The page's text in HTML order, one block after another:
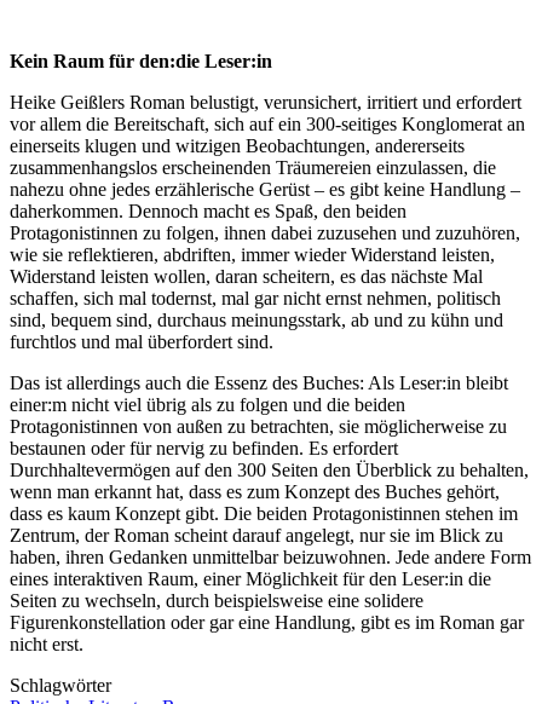
Kein Raum für den:die Leser:in
Heike Geißlers Roman belustigt, verunsichert, irritiert und erfordert
vor allem die Bereitschaft, sich auf ein 300-seitiges Konglomerat an
einerseits klugen und witzigen Beobachtungen, andererseits
zusammenhangslos erscheinenden Träumereien einzulassen, die
nahezu ohne jedes erzählerische Gerüst – es gibt keine Handlung –
daherkommen. Dennoch macht es Spaß, den beiden
Protagonistinnen zu folgen, ihnen dabei zuzusehen und zuzuhören,
wie sie reflektieren, abdriften, immer wieder Widerstand leisten,
Widerstand leisten wollen, daran scheitern, es das nächste Mal
schaffen, sich mal todernst, mal gar nicht ernst nehmen, politisch
sind, bequem sind, durchaus meinungsstark, ab und zu kühn und
furchtlos und mal überfordert sind.
Das ist allerdings auch die Essenz des Buches: Als Leser:in bleibt
einer:m nicht viel übrig als zu folgen und die beiden
Protagonistinnen von außen zu betrachten, sie möglicherweise zu
bestaunen oder für nervig zu befinden. Es erfordert
Durchhaltevermögen auf den 300 Seiten den Überblick zu behalten,
wenn man erkannt hat, dass es zum Konzept des Buches gehört,
dass es kaum Konzept gibt. Die beiden Protagonistinnen stehen im
Zentrum, der Roman scheint darauf angelegt, nur sie im Blick zu
haben, ihren Gedanken unmittelbar beizuwohnen. Jede andere Form
eines interaktiven Raum, einer Möglichkeit für den Leser:in die
Seiten zu wechseln, durch beispielsweise eine solidere
Figurenkonstellation oder gar eine Handlung, gibt es im Roman gar
nicht erst.
Schlagwörter